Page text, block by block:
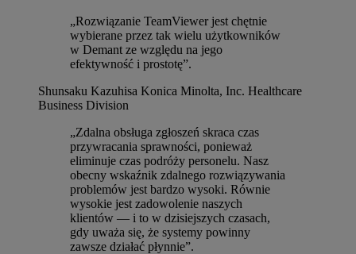
„Rozwiązanie TeamViewer jest chętnie
wybierane przez tak wielu użytkowników
w Demant ze względu na jego
efektywność i prostotę”.
Shunsaku Kazuhisa Konica Minolta, Inc. Healthcare
Business Division
„Zdalna obsługa zgłoszeń skraca czas
przywracania sprawności, ponieważ
eliminuje czas podróży personelu. Nasz
obecny wskaźnik zdalnego rozwiązywania
problemów jest bardzo wysoki. Równie
wysokie jest zadowolenie naszych
klientów — i to w dzisiejszych czasach,
gdy uważa się, że systemy powinny
zawsze działać płynnie”.